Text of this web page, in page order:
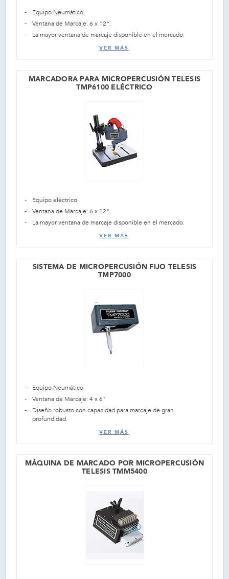
Equipo Neumático
Ventana de Marcaje: 6 x 12".
La mayor ventana de marcaje disponible en el mercado.
VER MÁS
MARCADORA PARA MICROPERCUSIÓN TELESIS
TMP6100 ELÉCTRICO
Equipo eléctrico
Ventana de Marcaje: 6 x 12".
La mayor ventana de marcaje disponible en el mercado.
VER MÁS
SISTEMA DE MICROPERCUSIÓN FIJO TELESIS
TMP7000
Equipo Neumático
Ventana de Marcaje: 4 x 6"
Diseño robusto con capacidad para marcaje de gran
profundidad.
VER MÁS
MÁQUINA DE MARCADO POR MICROPERCUSIÓN
TELESIS TMM5400